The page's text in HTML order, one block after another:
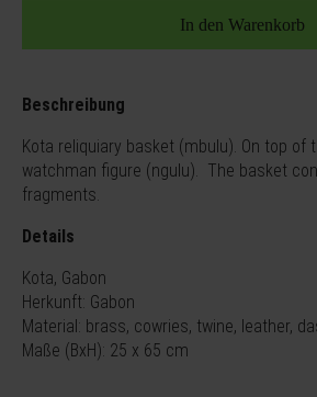
Beschreibung
Kota reliquiary basket (mbulu). On top
watchman figure (ngulu). The basket
fragments.
Details
Kota, Gabon
Herkunft: Gabon
Material: brass, cowries, twine, leather,
Maße (BxH): 25 x 65 cm